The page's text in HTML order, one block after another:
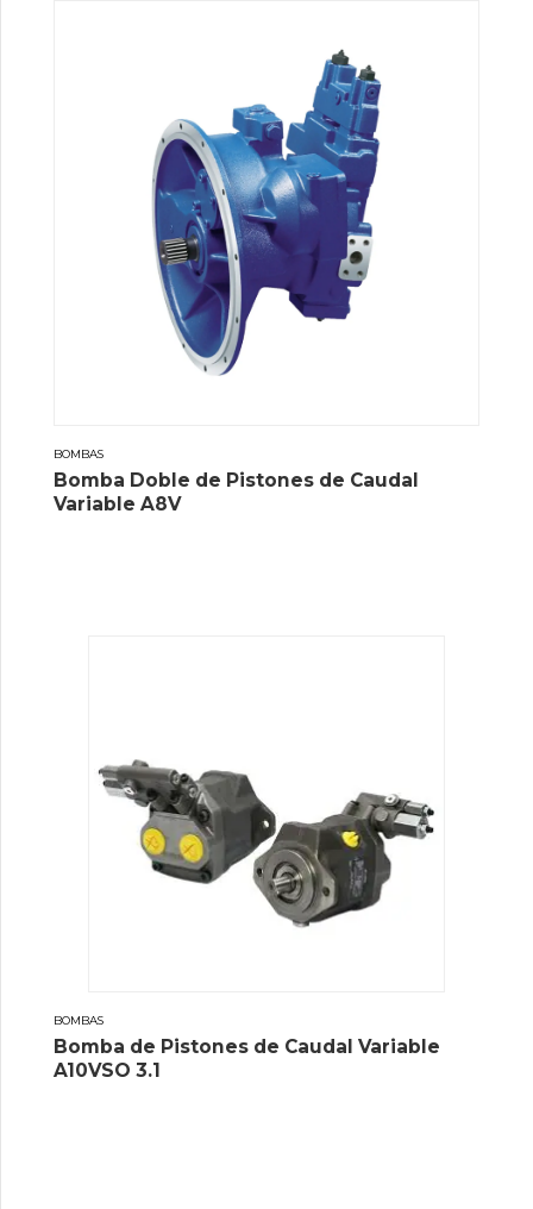
BOMBAS
Bomba Doble de Pistones de Caudal
Variable A8V
BOMBAS
Bomba de Pistones de Caudal Variable
A10VSO 3.1